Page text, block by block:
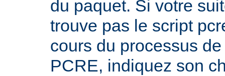
du paquet. Si votre
trouve pas le script
cours du processus
PCRE, indiquez son